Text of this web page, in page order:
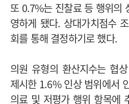
또 0.7%는 진찰료 등 행위의
영하게 됐다. 상대가치점수
회를 통해 결정하기로 했다.
의원 유형의 환산지수는 협
제시한 1.6% 인상 범위에서
의료 및 저평가 행위 항목에